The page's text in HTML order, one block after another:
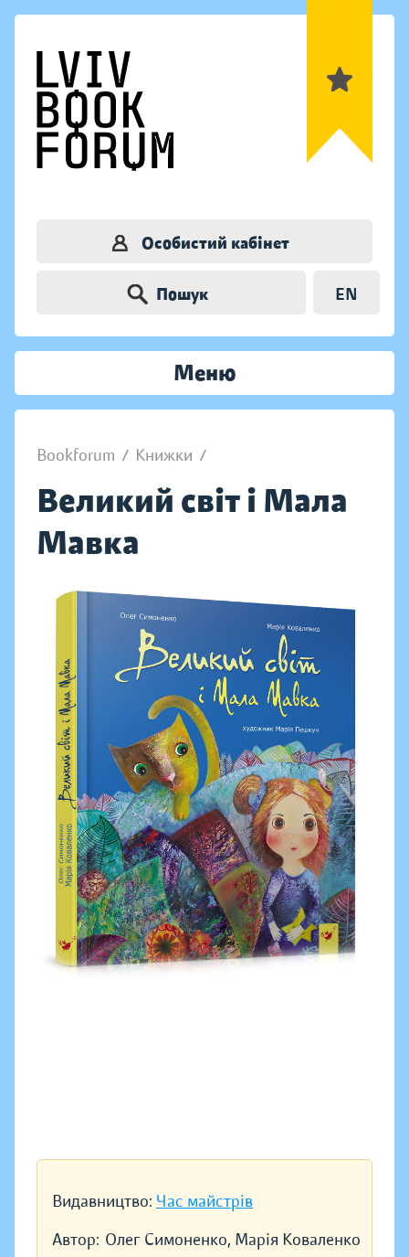
Особистий кабінет
Пошук EN
Меню
Bookforum / Книжки /
Великий світ і Мала
Мавка
Видавництво: Час майстрів
Автор: Олег Симоненко, Марія Коваленко